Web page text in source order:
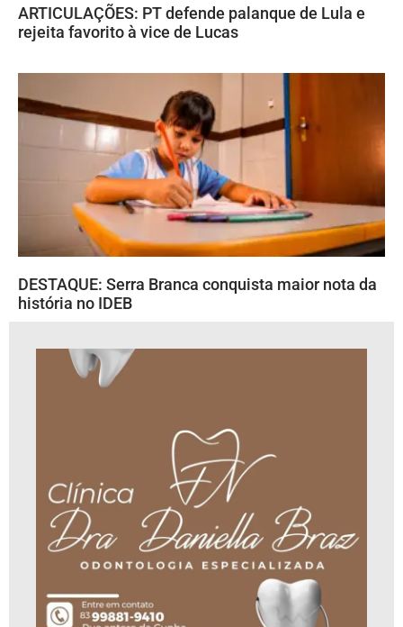
ARTICULAÇÕES: PT defende palanque de Lula e
rejeita favorito à vice de Lucas
DESTAQUE: Serra Branca conquista maior nota da
história no IDEB